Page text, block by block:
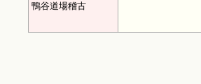
鴨谷道場稽古